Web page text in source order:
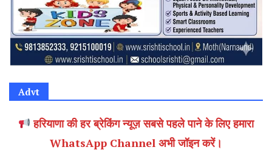
Advt
हरियाणा की हर ब्रेकिंग न्यूज़ सबसे पहले पाने के लिए हमारा
WhatsApp Channel अभी जॉइन करें।